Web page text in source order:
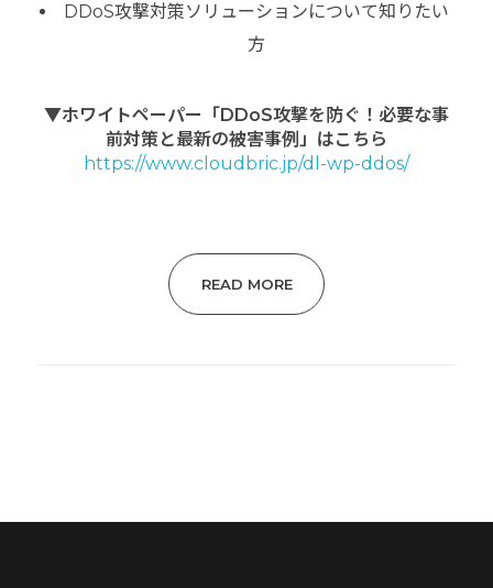
DDoS攻撃対策ソリューションについて知りたい
方
▼ホワイトペーパー「 DDoS攻撃を防ぐ！必要な事
前対策と最新の被害事例」はこちら
https://www.cloudbric.jp/dl-wp-ddos/
READ MORE